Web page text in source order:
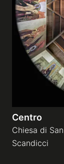
Centro
Chiesa di
Scandicci